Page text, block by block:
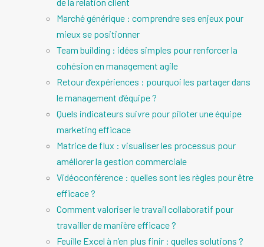
Marché générique : comprendre ses enjeux pour
mieux se positionner
Team building : idées simples pour renforcer la
cohésion en management agile
Retour d’expériences : pourquoi les partager dans
le management d’équipe ?
Quels indicateurs suivre pour piloter une équipe
marketing efficace
Matrice de flux : visualiser les processus pour
améliorer la gestion commerciale
Vidéoconférence : quelles sont les règles pour être
efficace ?
Comment valoriser le travail collaboratif pour
travailler de manière efficace ?
Feuille Excel à n’en plus finir : quelles solutions ?